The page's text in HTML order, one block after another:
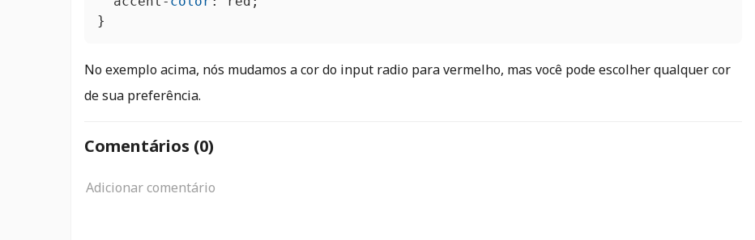
}
No exemplo acima, nós mudamos a cor do input radio para vermelho, mas você pode escolher qualquer cor
de sua preferência.
Comentários (0)